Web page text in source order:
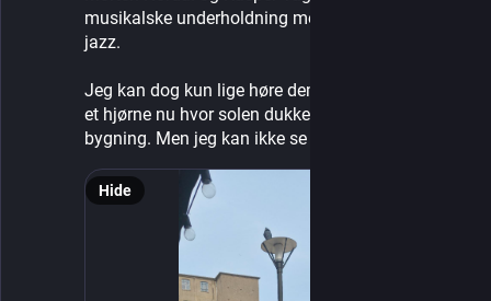
musikalske underholdning med noget smooth
jazz.
Jeg kan dog kun lige høre dem. Fik en udeplads i
et hjørne nu hvor solen dukkede ned bag en
bygning. Men jeg kan ikke se dem...
Hide